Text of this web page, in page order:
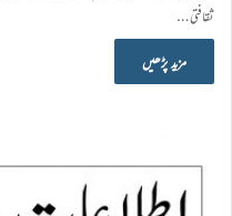
ثقافتی…
مزید پڑھیں